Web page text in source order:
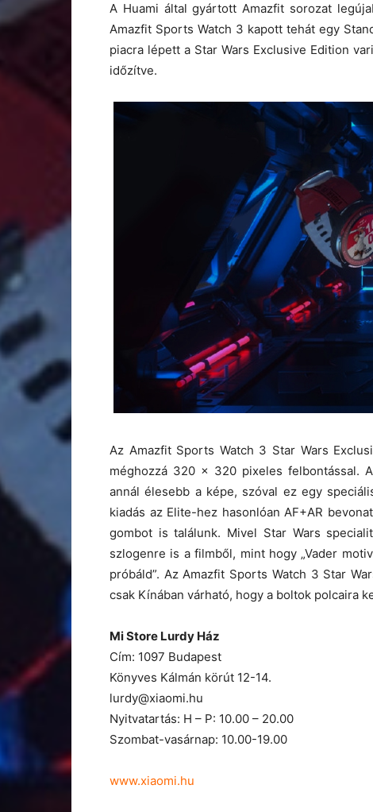
A Huami által gyártott Amazfit sorozat
Amazfit Sports Watch 3 kapott tehát egy
piacra lépett a Star Wars Exclusive Edition
időzítve.
Az Amazfit Sports Watch 3 Star Wars
méghozzá 320 x 320 pixeles felbontással.
annál élesebb a képe, szóval ez egy
kiadás az Elite-hez hasonlóan AF+AR
gombot is találunk. Mivel Star Wars
szlogenre is a filmből, mint hogy „Vader
próbáld”. Az Amazfit Sports Watch 3 Star
csak Kínában várható, hogy a boltok polcaira
Mi Store Lurdy Ház
Cím: 1097 Budapest
Könyves Kálmán körút 12-14.
lurdy@xiaomi.hu
Nyitvatartás: H – P: 10.00 – 20.00
Szombat-vasárnap: 10.00-19.00
www.xiaomi.hu